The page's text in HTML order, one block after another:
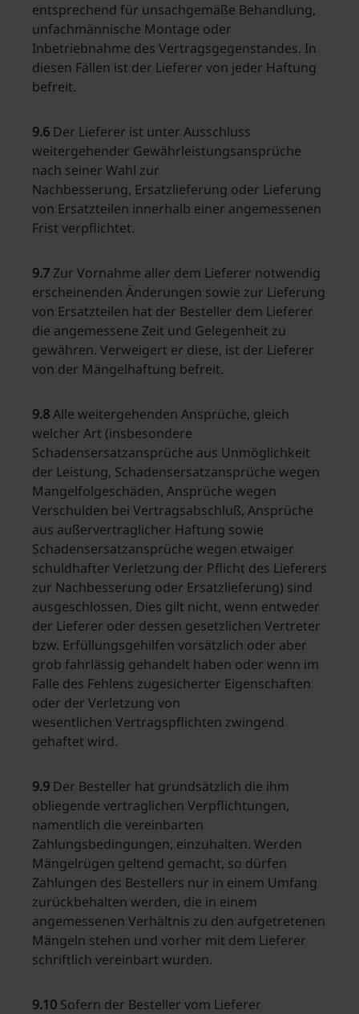
entsprechend für unsachgemäße Behandlung,
unfachmännische Montage oder
Inbetriebnahme des Vertragsgegenstandes. In
diesen Fällen ist der Lieferer von jeder Haftung
befreit.
9.6 Der Lieferer ist unter Ausschluss
weitergehender Gewährleistungsansprüche
nach seiner Wahl zur
Nachbesserung, Ersatzlieferung oder Lieferung
von Ersatzteilen innerhalb einer angemessenen
Frist verpflichtet.
9.7 Zur Vornahme aller dem Lieferer notwendig
erscheinenden Änderungen sowie zur Lieferung
von Ersatzteilen hat der Besteller dem Lieferer
die angemessene Zeit und Gelegenheit zu
gewähren. Verweigert er diese, ist der Lieferer
von der Mängelhaftung befreit.
9.8Alle weitergehenden Ansprüche, gleich
welcher Art (insbesondere
Schadensersatzansprüche aus Unmöglichkeit
der Leistung, Schadensersatzansprüche wegen
Mangelfolgeschäden, Ansprüche wegen
Verschulden bei Vertragsabschluß, Ansprüche
aus außervertraglicher Haftung sowie
Schadensersatzansprüche wegen etwaiger
schuldhafter Verletzung der Pflicht des Lieferers
zur Nachbesserung oder Ersatzlieferung) sind
ausgeschlossen. Dies gilt nicht, wenn entweder
der Lieferer oder dessen gesetzlichen Vertreter
bzw. Erfüllungsgehilfen vorsätzlich oder aber
grob fahrlässig gehandelt haben oder wenn im
Falle des Fehlens zugesicherter Eigenschaften
oder der Verletzung von
wesentlichen Vertragspflichten zwingend
gehaftet wird.
9.9 Der Besteller hat grundsätzlich die ihm
obliegende vertraglichen Verpflichtungen,
namentlich die vereinbarten
Zahlungsbedingungen, einzuhalten. Werden
Mängelrügen geltend gemacht, so dürfen
Zahlungen des Bestellers nur in einem Umfang
zurückbehalten werden, die in einem
angemessenen Verhältnis zu den aufgetretenen
Mängeln stehen und vorher mit dem Lieferer
schriftlich vereinbart wurden.
9.10 Sofern der Besteller vom Lieferer